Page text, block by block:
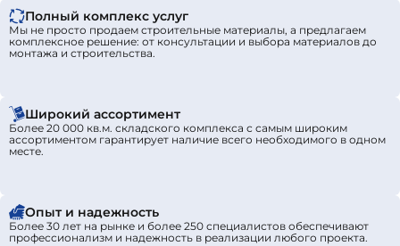
Полный комплекс услуг
Мы не просто продаем строительные материалы, а предлагаем
комплексное решение: от консультации и выбора материалов до
монтажа и строительства.
Широкий ассортимент
Более 20 000 кв.м. складского комплекса с самым широким
ассортиментом гарантирует наличие всего необходимого в одном
месте.
Опыт и надежность
Более 30 лет на рынке и более 250 специалистов обеспечивают
профессионализм и надежность в реализации любого проекта.